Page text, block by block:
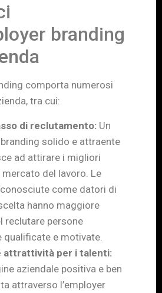
branding
comporta numerosi
tra cui:
di reclutamento: Un
solido e attraente
ad attirare i migliori
del lavoro. Le
come datori di
hanno maggiore
reclutare persone
qualificate e motivate.
attrattività per i talenti:
aziendale positiva e ben
attraverso l’employer